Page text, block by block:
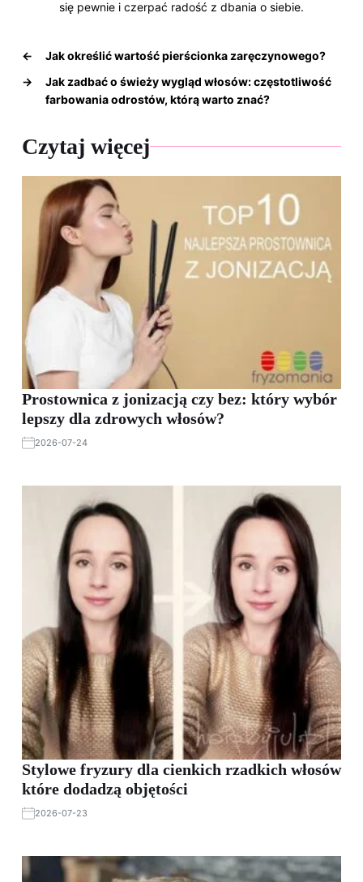
się pewnie i czerpać radość z dbania o siebie.
←
Jak określić wartość pierścionka zaręczynowego?
→
Jak zadbać o świeży wygląd włosów: częstotliwość
farbowania odrostów, którą warto znać?
Czytaj więcej
Prostownica z jonizacją czy bez: który wybór
lepszy dla zdrowych włosów?
2026-07-24
Stylowe fryzury dla cienkich rzadkich włosów
które dodadzą objętości
2026-07-23